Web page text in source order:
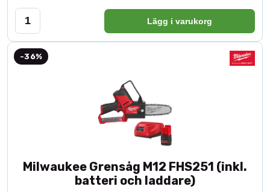
Lägg i varukorg
-36%
Milwaukee Grensåg M12 FHS251 (inkl.
batteri och laddare)